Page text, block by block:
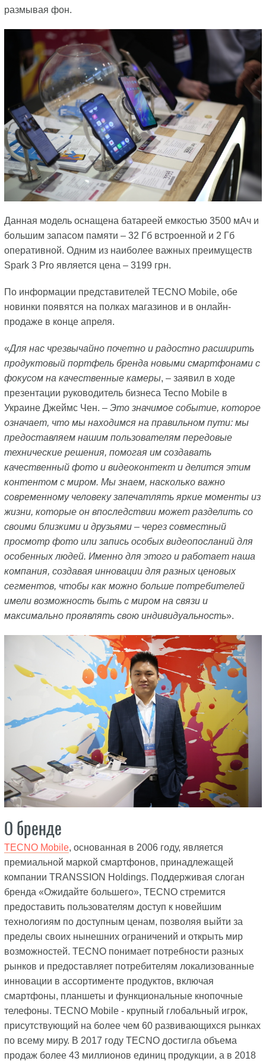
размывая фон.
Данная модель оснащена батареей емкостью 3500 мАч и
большим запасом памяти – 32 Гб встроенной и 2 Гб
оперативной. Одним из наиболее важных преимуществ
Spark 3 Pro является цена – 3199 грн.
По информации представителей TECNO Mobile, обе
новинки появятся на полках магазинов и в онлайн-
продаже в конце апреля.
«Для нас чрезвычайно почетно и радостно расширить
продуктовый портфель бренда новыми смартфонами с
фокусом на качественные камеры, – заявил в ходе
презентации руководитель бизнеса Tecno Mobile в
Украине Джеймс Чен. – Это значимое событие, которое
означает, что мы находимся на правильном пути: мы
предоставляем нашим пользователям передовые
технические решения, помогая им создавать
качественный фото и видеоконтект и делится этим
контентом с миром. Мы знаем, насколько важно
современному человеку запечатлять яркие моменты из
жизни, которые он впоследствии может разделить со
своими близкими и друзьями – через совместный
просмотр фото или запись особых видеопосланий для
особенных людей. Именно для этого и работает наша
компания, создавая инновации для разных ценовых
сегментов, чтобы как можно больше потребителей
имели возможность быть с миром на связи и
максимально проявлять свою индивидуальность».
О бренде
TECNO Mobile, основанная в 2006 году, является
премиальной маркой смартфонов, принадлежащей
компании TRANSSION Holdings. Поддерживая слоган
бренда «Ожидайте большего», TECNO стремится
предоставить пользователям доступ к новейшим
технологиям по доступным ценам, позволяя выйти за
пределы своих нынешних ограничений и открыть мир
возможностей. TECNO понимает потребности разных
рынков и предоставляет потребителям локализованные
инновации в ассортименте продуктов, включая
смартфоны, планшеты и функциональные кнопочные
телефоны. TECNO Mobile - крупный глобальный игрок,
присутствующий на более чем 60 развивающихся рынках
по всему миру. В 2017 году TECNO достигла объема
продаж более 43 миллионов единиц продукции, а в 2018